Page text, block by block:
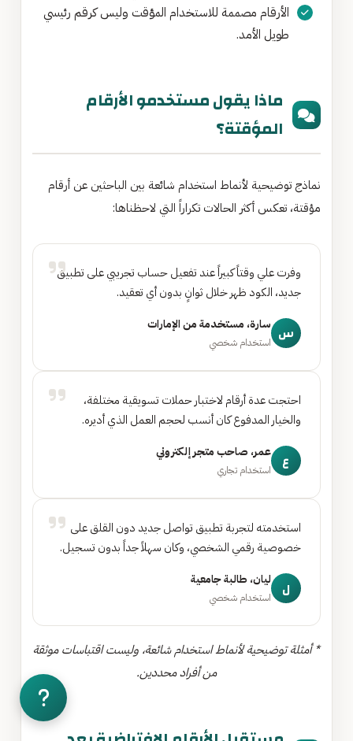
الأرقام مصممة للاستخدام المؤقت وليس كرقم رئيسي
طويل الأمد.
ماذا يقول مستخدمو الأرقام
المؤقتة؟
نماذج توضيحية لأنماط استخدام شائعة بين الباحثين عن أرقام
مؤقتة، تعكس أكثر الحالات تكراراً التي لاحظناها:
وفرت علي وقتاً كبيراً عند تفعيل حساب تجريبي على تطبيق
جديد، الكود ظهر خلال ثوانٍ بدون أي تعقيد.
س سارة، مستخدمة من الإمارات
استخدام شخصي
احتجت عدة أرقام لاختبار حملات تسويقية مختلفة،
والخيار المدفوع كان أنسب لحجم العمل الذي أديره.
ع عمر، صاحب متجر إلكتروني
استخدام تجاري
استخدمته لتجربة تطبيق تواصل جديد دون القلق على
خصوصية رقمي الشخصي، وكان سهلاً جداً بدون تسجيل.
ل ليان، طالبة جامعية
استخدام شخصي
* أمثلة توضيحية لأنماط استخدام شائعة، وليست اقتباسات موثقة
من أفراد محددين.